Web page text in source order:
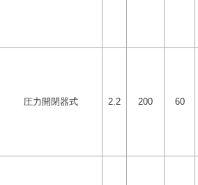
圧力開閉器式 2.2 200 60